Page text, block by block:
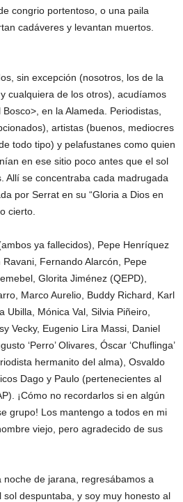
congrio portentoso, o una paila
cadáveres y levantan muertos.
sin excepción (nosotros, los de la
cualquiera de los otros), acudíamos
en la Alameda. Periodistas,
artistas (buenos, mediocres
todo tipo) y pelafustanes como quien
en ese sitio poco antes que el sol
Allí se concentraba cada madrugada
por Serrat en su “Gloria a Dios en
cierto.
ya fallecidos), Pepe Henríquez
Fernando Alarcón, Pepe
Glorita Jiménez (QEPD),
Marco Aurelio, Buddy Richard, Karl
Ubilla, Mónica Val, Silvia Piñeiro,
Vecky, Eugenio Lira Massi, Daniel
‘Perro’ Olivares, Óscar ‘Chuflinga’
hermanito del alma), Osvaldo
Dago y Paulo (pertenecientes al
¡Cómo no recordarlos si en algún
grupo! Los mantengo a todos en mi
viejo, pero agradecido de sus
noche de jarana, regresábamos a
despuntaba, y soy muy honesto al